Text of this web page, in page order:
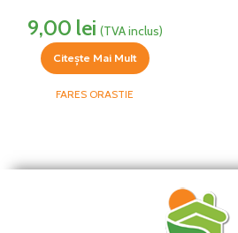
9,00 lei (TVA inclus)
Citește Mai Mult
FARES ORASTIE